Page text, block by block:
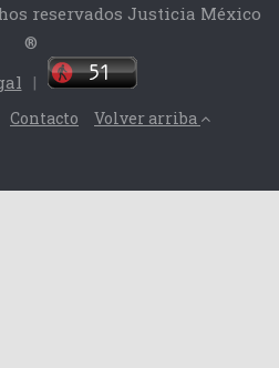
reservados Justicia México
®
|
Contacto Volver arriba